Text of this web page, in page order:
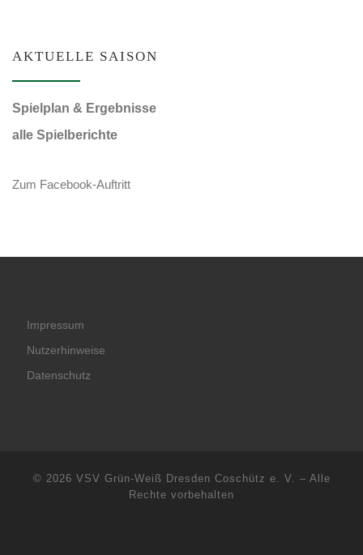
AKTUELLE SAISON
Spielplan & Ergebnisse
alle Spielberichte
Zum Facebook-Auftritt
Impressum
Nutzerhinweise
Datenschutz
© 2026 VSV Grün-Weiß Dresden Coschütz e. V. – Alle
Rechte vorbehalten